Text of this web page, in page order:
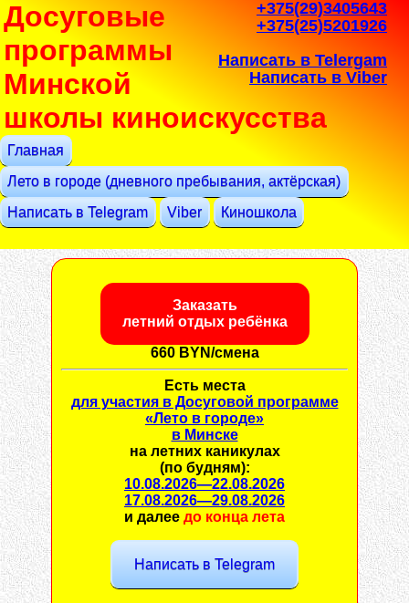
+375(29)3405643
+375(25)5201926
Написать в Telergam
Написать в Viber
Досуговые
программы
Минской
школы киноискусства
Главная
Лето в городе (дневного пребывания, актёрская)
Написать в Telegram
Viber Киношкола
Заказать
летний отдых ребёнка
660 BYN/смена
Есть места
для участия в Досуговой программе
«Лето в городе»
в Минске
на летних каникулах
(по будням):
10.08.2026—22.08.2026
17.08.2026—29.08.2026
и далее до конца лета
Написать в Telegram